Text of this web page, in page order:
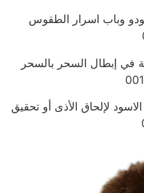
وباب اسرار الطقوس
في إبطال السحر بالسحر
لإلحاق الأذى أو تحقيق